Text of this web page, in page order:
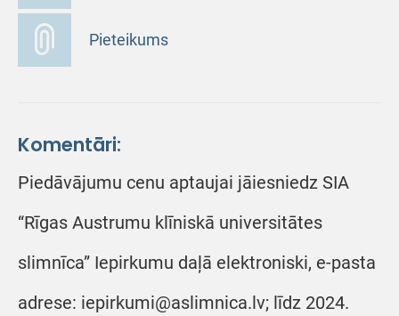
Pieteikums
Komentāri:
Piedāvājumu cenu aptaujai jāiesniedz SIA
“Rīgas Austrumu klīniskā universitātes
slimnīca” Iepirkumu daļā elektroniski, e-pasta
adrese: iepirkumi@aslimnica.lv; līdz 2024.